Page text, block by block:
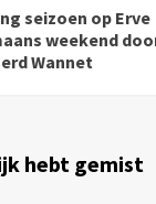
seizoen op Erve
weekend
Wannet
hebt gemist